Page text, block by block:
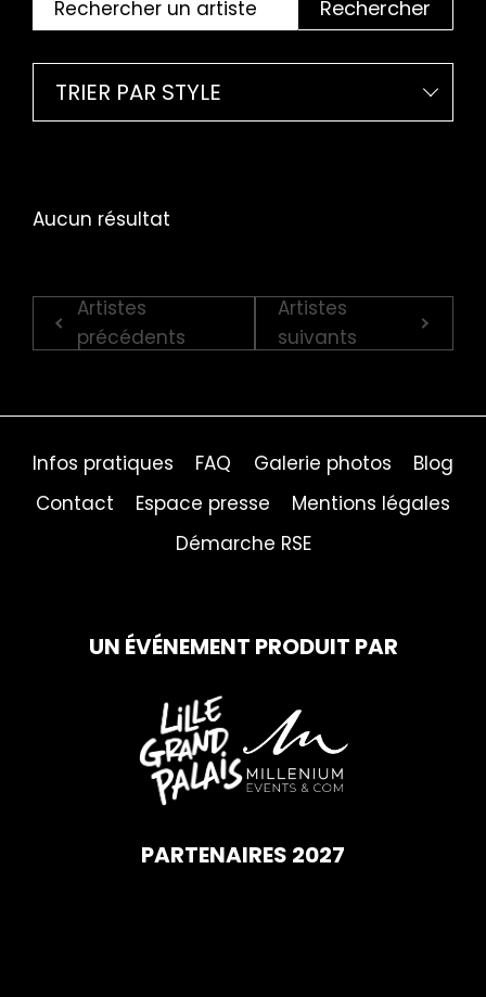
Rechercher
TRIER PAR STYLE
Aucun résultat
Artistes
précédents
Artistes
suivants
Infos pratiques FAQ Galerie photos
Blog
Contact
Espace presse
Mentions légales
Démarche RSE
UN ÉVÉNEMENT PRODUIT PAR
PARTENAIRES 2027